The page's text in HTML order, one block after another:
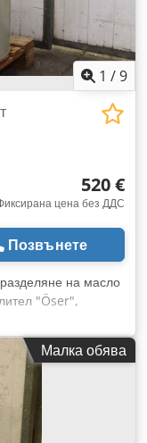
1 /9
520 €
цена без ДДС
Позвънете
на масло
"Öser",
за
Öwamat KT 05 -
виж
Малка обява